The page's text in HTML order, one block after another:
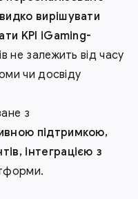
вирішувати
KPI iGaming-
не залежить від часу
чи досвіду
з
підтримкою,
інтеграцією з